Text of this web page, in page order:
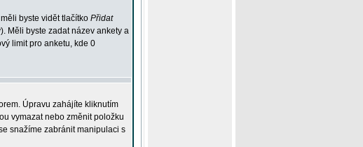
byste vidět tlačítko Přidat
Měli byste zadat název ankety a
limit pro anketu, kde 0
Úpravu zahájíte kliknutím
vymazat nebo změnit položku
snažíme zabránit manipulaci s